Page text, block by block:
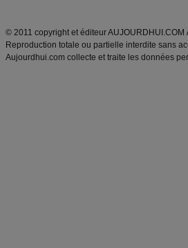
© 2011 copyright et éditeur
Reproduction totale ou partielle interdite sans
Aujourdhui.com collecte et traite les données